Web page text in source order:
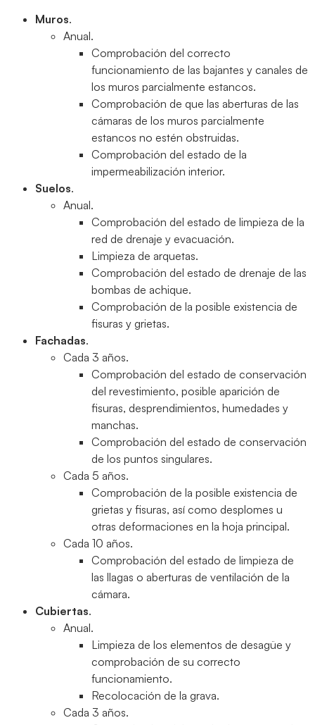
Muros.
Anual.
Comprobación del correcto
funcionamiento de las bajantes y canales de
los muros parcialmente estancos.
Comprobación de que las aberturas de las
cámaras de los muros parcialmente
estancos no estén obstruidas.
Comprobación del estado de la
impermeabilización interior.
Suelos.
Anual.
Comprobación del estado de limpieza de la
red de drenaje y evacuación.
Limpieza de arquetas.
Comprobación del estado de drenaje de las
bombas de achique.
Comprobación de la posible existencia de
fisuras y grietas.
Fachadas.
Cada 3 años.
Comprobación del estado de conservación
del revestimiento, posible aparición de
fisuras, desprendimientos, humedades y
manchas.
Comprobación del estado de conservación
de los puntos singulares.
Cada 5 años.
Comprobación de la posible existencia de
grietas y fisuras, así como desplomes u
otras deformaciones en la hoja principal.
Cada 10 años.
Comprobación del estado de limpieza de
las llagas o aberturas de ventilación de la
cámara.
Cubiertas.
Anual.
Limpieza de los elementos de desagüe y
comprobación de su correcto
funcionamiento.
Recolocación de la grava.
Cada 3 años.